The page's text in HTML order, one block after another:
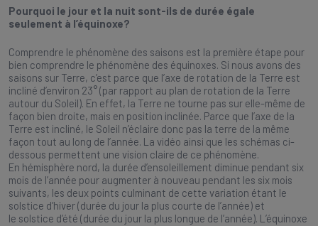
Pourquoi le jour et la nuit sont-ils de durée égale
seulement à l’équinoxe?
Comprendre le phénomène des saisons est la première étape pour
bien comprendre le phénomène des équinoxes. Si nous avons des
saisons sur Terre, c’est parce que l’axe de rotation de la Terre est
incliné d’environ 23° (par rapport au plan de rotation de la Terre
autour du Soleil). En effet, la Terre ne tourne pas sur elle-même de
façon bien droite, mais en position inclinée. Parce que l’axe de la
Terre est incliné, le Soleil n’éclaire donc pas la terre de la même
façon tout au long de l’année. La vidéo ainsi que les schémas ci-
dessous permettent une vision claire de ce phénomène.
En hémisphère nord, la durée d’ensoleillement diminue pendant six
mois de l’année pour augmenter à nouveau pendant les six mois
suivants, les deux points culminant de cette variation étant le
solstice d’hiver (durée du jour la plus courte de l’année) et
le solstice d’été (durée du jour la plus longue de l’année). L’équinoxe